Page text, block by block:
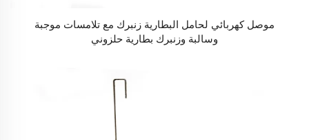
موصل كهربائي لحامل البطارية زنبرك مع تلامسات موجبة
وسالبة وزنبرك بطارية حلزوني